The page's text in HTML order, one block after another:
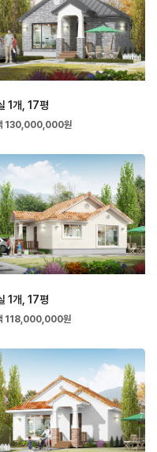
1개, 17평
130,000,000원
1개, 17평
118,000,000원